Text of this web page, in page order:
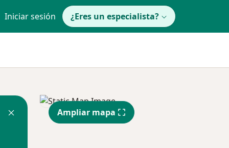
Iniciar sesión ¿Eres un especialista?
Ampliar mapa